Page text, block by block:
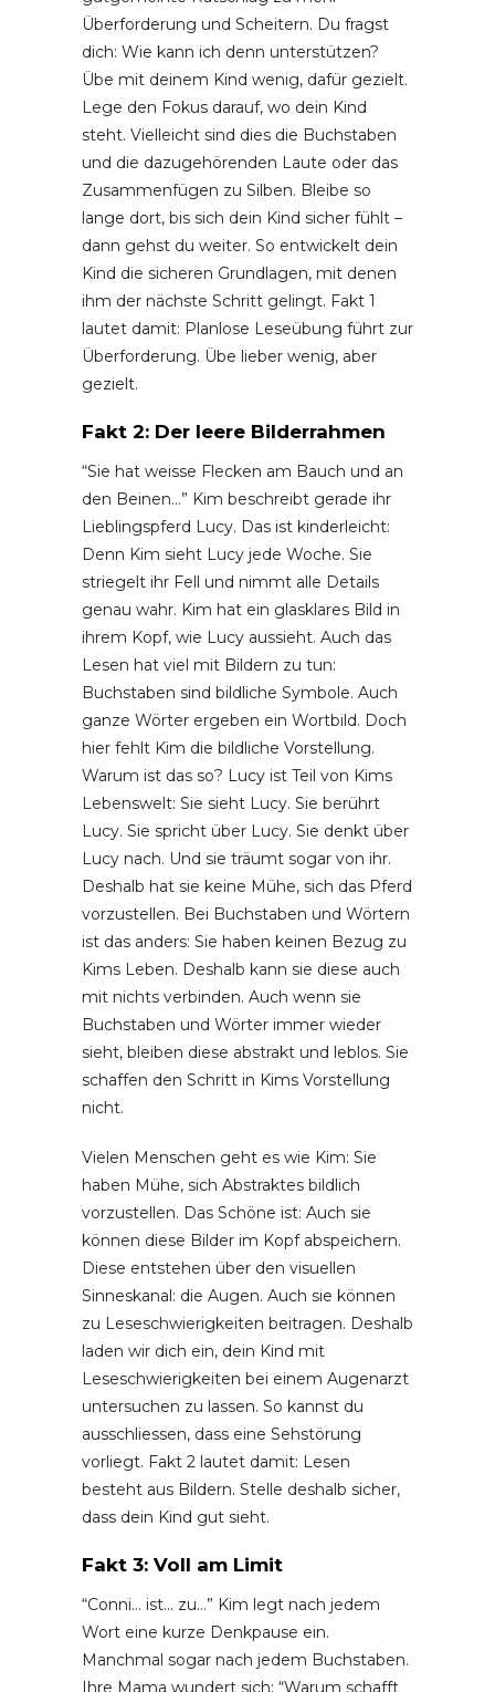
Überforderung und Scheitern. Du fragst
dich: Wie kann ich denn unterstützen?
Übe mit deinem Kind wenig, dafür gezielt.
Lege den Fokus darauf, wo dein Kind
steht. Vielleicht sind dies die Buchstaben
und die dazugehörenden Laute oder das
Zusammenfügen zu Silben. Bleibe so
lange dort, bis sich dein Kind sicher fühlt –
dann gehst du weiter. So entwickelt dein
Kind die sicheren Grundlagen, mit denen
ihm der nächste Schritt gelingt. Fakt 1
lautet damit: Planlose Leseübung führt zur
Überforderung. Übe lieber wenig, aber
gezielt.
Fakt 2: Der leere Bilderrahmen
“Sie hat weisse Flecken am Bauch und an
den Beinen…” Kim beschreibt gerade ihr
Lieblingspferd Lucy. Das ist kinderleicht:
Denn Kim sieht Lucy jede Woche. Sie
striegelt ihr Fell und nimmt alle Details
genau wahr. Kim hat ein glasklares Bild in
ihrem Kopf, wie Lucy aussieht. Auch das
Lesen hat viel mit Bildern zu tun:
Buchstaben sind bildliche Symbole. Auch
ganze Wörter ergeben ein Wortbild. Doch
hier fehlt Kim die bildliche Vorstellung.
Warum ist das so? Lucy ist Teil von Kims
Lebenswelt: Sie sieht Lucy. Sie berührt
Lucy. Sie spricht über Lucy. Sie denkt über
Lucy nach. Und sie träumt sogar von ihr.
Deshalb hat sie keine Mühe, sich das Pferd
vorzustellen. Bei Buchstaben und Wörtern
ist das anders: Sie haben keinen Bezug zu
Kims Leben. Deshalb kann sie diese auch
mit nichts verbinden. Auch wenn sie
Buchstaben und Wörter immer wieder
sieht, bleiben diese abstrakt und leblos. Sie
schaffen den Schritt in Kims Vorstellung
nicht.
Vielen Menschen geht es wie Kim: Sie
haben Mühe, sich Abstraktes bildlich
vorzustellen. Das Schöne ist: Auch sie
können diese Bilder im Kopf abspeichern.
Diese entstehen über den visuellen
Sinneskanal: die Augen. Auch sie können
zu Leseschwierigkeiten beitragen. Deshalb
laden wir dich ein, dein Kind mit
Leseschwierigkeiten bei einem Augenarzt
untersuchen zu lassen. So kannst du
ausschliessen, dass eine Sehstörung
vorliegt. Fakt 2 lautet damit: Lesen
besteht aus Bildern. Stelle deshalb sicher,
dass dein Kind gut sieht.
Fakt 3: Voll am Limit
“Conni… ist… zu…” Kim legt nach jedem
Wort eine kurze Denkpause ein.
Manchmal sogar nach jedem Buchstaben.
Ihre Mama wundert sich: “Warum schafft